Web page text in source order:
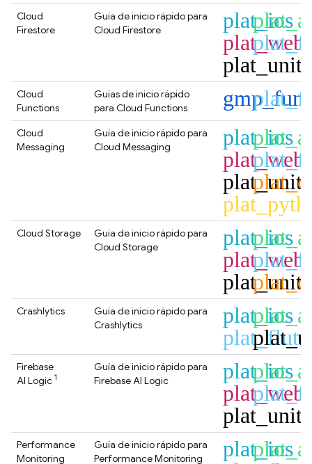
Cloud
Firestore
Guía de inicio rápido para
Cloud Firestore
plat_ios
plat_web
Cloud
Functions
Guías de inicio rápido
para Cloud Functions
Cloud
Messaging
Guía de inicio rápido para
Cloud Messaging
plat_ios
plat_web
Cloud Storage
Guía de inicio rápido para
Cloud Storage
plat_ios
plat_web
Crashlytics
Guía de inicio rápido para
Crashlytics
plat_ios
Firebase
AI Logic 1
Guía de inicio rápido para
Firebase AI Logic
plat_ios
plat_web
Performance
Monitoring
Guía de inicio rápido para
Performance Monitoring
plat_ios